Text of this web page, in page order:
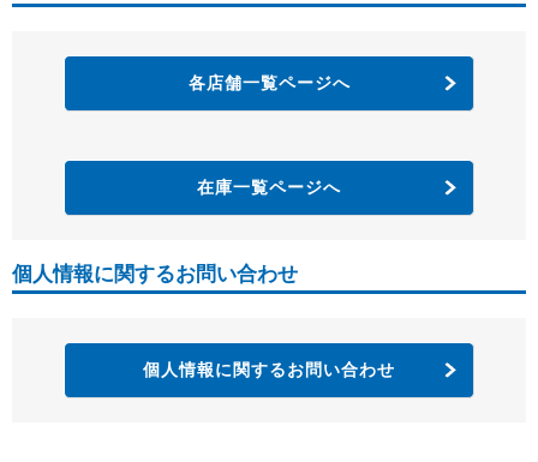
各店舗一覧ページへ
在庫一覧ページへ
個人情報に関するお問い合わせ
個人情報に関するお問い合わせ